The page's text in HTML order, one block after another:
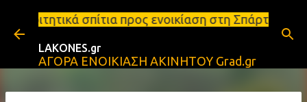
Μετάβαση στο κύριο περιεχόμενο
προς ενοικίαση στη Σπάρτη Ενοικιάσεις
LAKONES.gr
ΑΓΟΡΑ ΕΝΟΙΚΙΑΣΗ ΑΚΙΝΗΤΟΥ Grad.gr